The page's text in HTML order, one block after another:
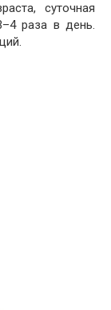
суточная
раза в день.